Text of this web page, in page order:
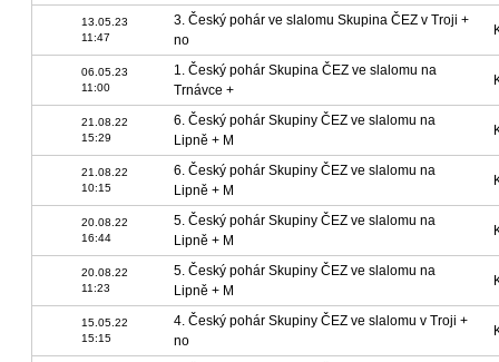
13.05.23
11:47
3. Český pohár ve slalomu Skupina ČEZ v Troji +
no
06.05.23
11:00
1. Český pohár Skupina ČEZ ve slalomu na
Trnávce +
21.08.22
15:29
6. Český pohár Skupiny ČEZ ve slalomu na
Lipně + M
21.08.22
10:15
6. Český pohár Skupiny ČEZ ve slalomu na
Lipně + M
20.08.22
16:44
5. Český pohár Skupiny ČEZ ve slalomu na
Lipně + M
20.08.22
11:23
5. Český pohár Skupiny ČEZ ve slalomu na
Lipně + M
15.05.22
15:15
4. Český pohár Skupiny ČEZ ve slalomu v Troji +
no